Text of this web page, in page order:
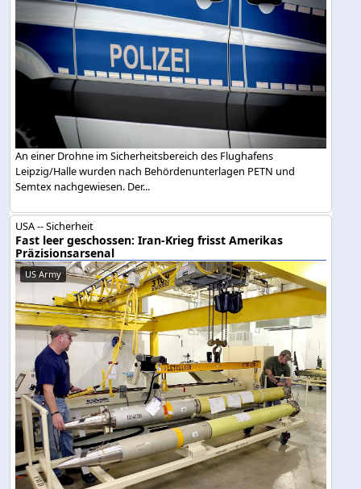
An einer Drohne im Sicherheitsbereich des Flughafens
Leipzig/Halle wurden nach Behördenunterlagen PETN und
Semtex nachgewiesen. Der...
USA -- Sicherheit
Fast leer geschossen: Iran-Krieg frisst Amerikas
Präzisionsarsenal
US Army